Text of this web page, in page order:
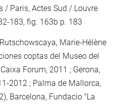
/ Paris, Actes Sud / Louvre
183, fig. 163b p. 183
Marie-Hélène
coptas del Museo del
Forum, 2011 ; Gerona,
2012 ; Palma de Mallorca,
Barcelona, Fundacio "La